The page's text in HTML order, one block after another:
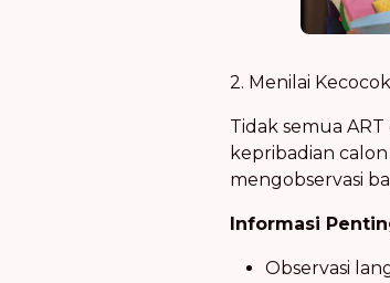
2. Menilai
Tidak semua
kepribadian
mengobservasi
Informasi
Observasi